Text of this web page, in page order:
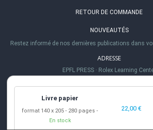
Livre papier
format 140 x 205
280 pages
En stock
22,00 €
RETOUR DE COMMANDE
NOUVEAUTÉS
Restez informé de nos dernières publications dans
ADRESSE
EPFL PRESS · Rolex Learning